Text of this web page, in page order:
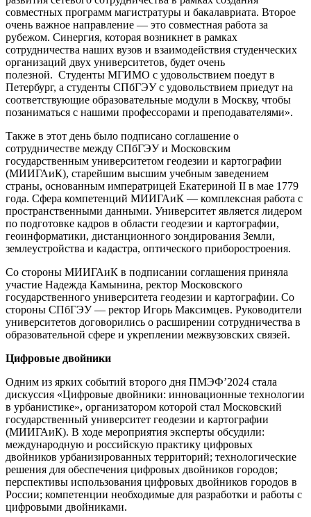
совместных программ магистратуры и бакалавриата. Второе
очень важное направление — это совместная работа за
рубежом. Синергия, которая возникнет в рамках
сотрудничества наших вузов и взаимодействия студенческих
организаций двух университетов, будет очень
полезной. Студенты МГИМО с удовольствием поедут в
Петербург, а студенты СПбГЭУ с удовольствием приедут на
соответствующие образовательные модули в Москву, чтобы
позаниматься с нашими профессорами и преподавателями».
Также в этот день было подписано соглашение о
сотрудничестве между СПбГЭУ и Московским
государственным университетом геодезии и картографии
(МИИГАиК), старейшим высшим учебным заведением
страны, основанным императрицей Екатериной II в мае 1779
года. Сфера компетенций МИИГАиК — комплексная работа с
пространственными данными. Университет является лидером
по подготовке кадров в области геодезии и картографии,
геоинформатики, дистанционного зондирования Земли,
землеустройства и кадастра, оптического приборостроения.
Со стороны МИИГАиК в подписании соглашения приняла
участие Надежда Камынина, ректор Московского
государственного университета геодезии и картографии. Со
стороны СПбГЭУ — ректор Игорь Максимцев. Руководители
университетов договорились о расширении сотрудничества в
образовательной сфере и укреплении межвузовских связей.
Цифровые двойники
Одним из ярких событий второго дня ПМЭФ’2024 стала
дискуссия «Цифровые двойники: инновационные технологии
в урбанистике», организатором которой стал Московский
государственный университет геодезии и картографии
(МИИГАиК). В ходе мероприятия эксперты обсудили:
международную и российскую практику цифровых
двойников урбанизированных территорий; технологические
решения для обеспечения цифровых двойников городов;
перспективы использования цифровых двойников городов в
России; компетенции необходимые для разработки и работы с
цифровыми двойниками.